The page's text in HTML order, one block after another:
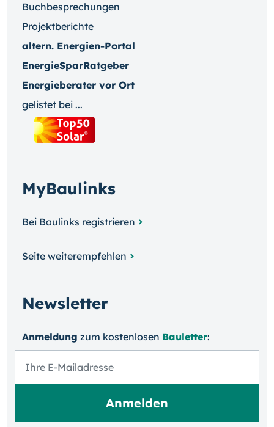
Buchbesprechungen
Projektberichte
altern. Energien-Portal
EnergieSparRatgeber
Energieberater vor Ort
gelistet bei ...
MyBaulinks
Bei Baulinks registrieren
Seite weiterempfehlen
Newsletter
Anmeldung zum kosten­losen Bauletter: